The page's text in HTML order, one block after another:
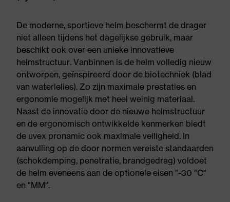
De moderne, sportieve helm beschermt de drager
niet alleen tijdens het dagelijkse gebruik, maar
beschikt ook over een unieke innovatieve
helmstructuur. Vanbinnen is de helm volledig nieuw
ontworpen, geïnspireerd door de biotechniek (blad
van waterlelies). Zo zijn maximale prestaties en
ergonomie mogelijk met heel weinig materiaal.
Naast de innovatie door de nieuwe helmstructuur
en de ergonomisch ontwikkelde kenmerken biedt
de uvex pronamic ook maximale veiligheid. In
aanvulling op de door normen vereiste standaarden
(schokdemping, penetratie, brandgedrag) voldoet
de helm eveneens aan de optionele eisen "-30 °C"
en "MM".